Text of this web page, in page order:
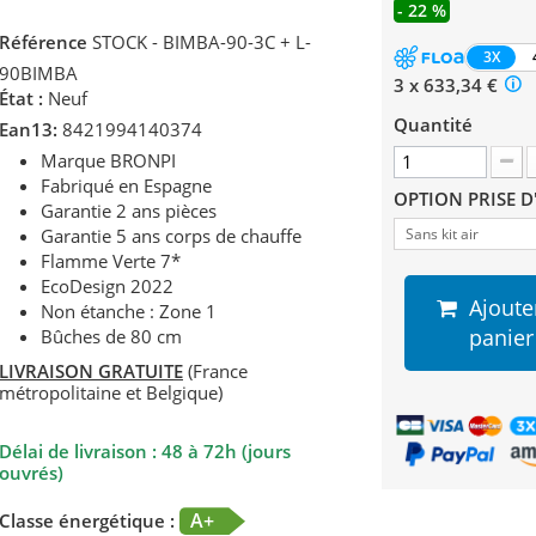
Référence STOCK - BIMBA-90-3C + L-
90BIMBA
État : Neuf
Ean13: 8421994140374
Marque BRONPI
Fabriqué en Espagne
Garantie 2 ans pièces
Garantie 5 ans corps de chauffe
Flamme Verte 7*
EcoDesign 2022
Non étanche : Zone 1
Bûches de 80 cm
LIVRAISON GRATUITE (France
métropolitaine et Belgique)
Délai de livraison : 48 à 72h (jours
ouvrés)
Classe énergétique :
A+
- 22 %
3X
3 x 633,34 €
Quantité
OPTION PRISE
Sans kit air
panier